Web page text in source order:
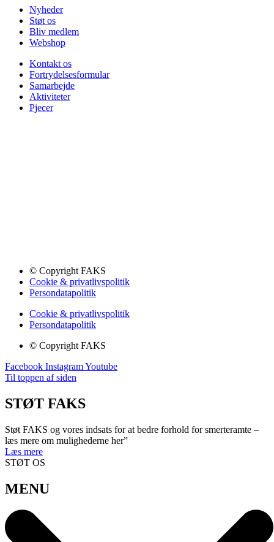
Nyheder
Støt os
Bliv medlem
Webshop
Kontakt os
Fortrydelsesformular
Samarbejde
Aktiviteter
Pjecer
© Copyright FAKS
Cookie & privatlivspolitik
Persondatapolitik
Cookie & privatlivspolitik
Persondatapolitik
© Copyright FAKS
Facebook InstagramYoutube
Til toppen af siden
STØT FAKS
Støt FAKS og vores indsats for at bedre forhold for smerteramte –
læs mere om mulighederne her”
Læs mere
STØT OS
MENU